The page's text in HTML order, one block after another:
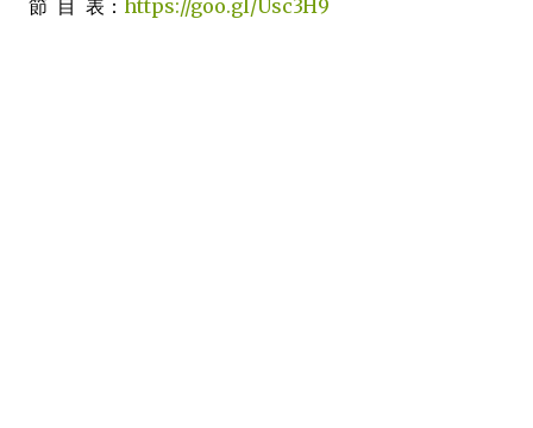
節 目 表： https://goo.gl/Usc3H9